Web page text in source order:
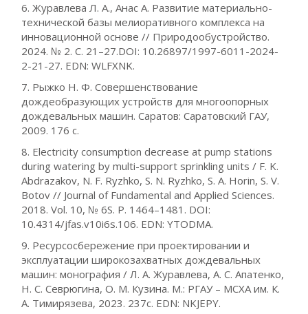
6. Журавлева Л. А., Анас А. Развитие материально-
технической базы мелиоративного комплекса на
инновационной основе // Природообустройство.
2024. № 2. С. 21–27.DOI: 10.26897/1997-6011-2024-
2-21-27. EDN: WLFXNK.
7. Рыжко Н. Ф. Совершенствование
дождеобразующих устройств для многоопорных
дождевальных машин. Саратов: Саратовский ГАУ,
2009. 176 с.
8. Electricity consumption decrease at pump stations
during watering by multi-support sprinkling units / F. K.
Abdrazakov, N. F. Ryzhko, S. N. Ryzhko, S. A. Horin, S. V.
Botov // Journal of Fundamental and Applied Sciences.
2018. Vol. 10, № 6S. P. 1464–1481. DOI:
10.4314/jfas.v10i6s.106. EDN: YTODMA.
9. Ресурсосбережение при проектировании и
эксплуатации широкозахватных дождевальных
машин: монография / Л. А. Журавлева, А. С. Апатенко,
Н. С. Севрюгина, О. М. Кузина. М.: РГАУ – МСХА им. К.
А. Тимирязева, 2023. 237с. EDN: NKJEPY.